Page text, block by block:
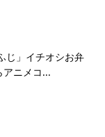
じ」イチオシお弁
アニメコ...